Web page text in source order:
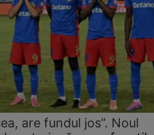
are fundul jos”. Noul